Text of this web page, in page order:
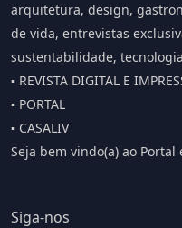
arquitetura, design,
de vida, entrevistas
sustentabilidade,
▪️ REVISTA DIGITAL E
▪️ PORTAL
▪️ CASALIV
Seja bem vindo(a) ao Portal
Siga-nos